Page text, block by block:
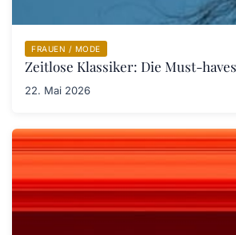
FRAUEN / MODE
Zeitlose Klassiker: Die Must-
22. Mai 2026